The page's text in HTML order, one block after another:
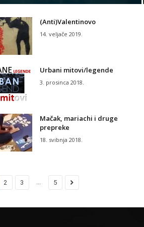
(Anti)Valentinovo
14. veljače 2019.
Urbani mitovi/legende
3. prosinca 2018.
Mačak, mariachi i druge
prepreke
18. svibnja 2018.
2 3 ... 5